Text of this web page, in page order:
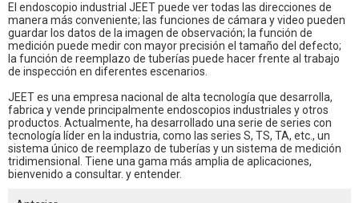
El endoscopio industrial JEET puede ver todas las direcciones de
manera más conveniente; las funciones de cámara y video pueden
guardar los datos de la imagen de observación; la función de
medición puede medir con mayor precisión el tamaño del defecto;
la función de reemplazo de tuberías puede hacer frente al trabajo
de inspección en diferentes escenarios.
JEET es una empresa nacional de alta tecnología que desarrolla,
fabrica y vende principalmente endoscopios industriales y otros
productos. Actualmente, ha desarrollado una serie de series con
tecnología líder en la industria, como las series S, TS, TA, etc., un
sistema único de reemplazo de tuberías y un sistema de medición
tridimensional. Tiene una gama más amplia de aplicaciones,
bienvenido a consultar. y entender.